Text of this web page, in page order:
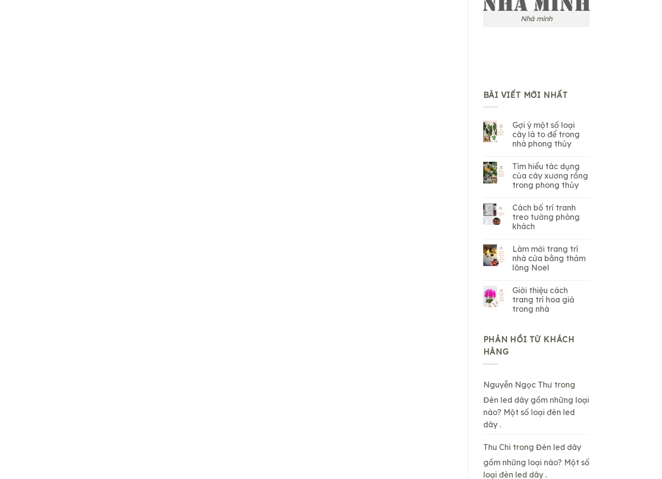
Nhà mình
BÀI VIẾT MỚI NHẤT
Gợi ý một số loại
cây lá to để trong
nhà phong thủy
Tìm hiểu tác dụng
của cây xương rồng
trong phong thủy
Cách bố trí tranh
treo tường phòng
khách
Làm mới trang trí
nhà cửa bằng thảm
lông Noel
Giới thiệu cách
trang trí hoa giả
trong nhà
PHẢN HỒI TỪ KHÁCH
HÀNG
Nguyễn Ngọc Thưtrong
Đèn led dây gồm những loại
nào? Một số loại đèn led
dây .
Thu Chi trong Đèn led dây
gồm những loại nào? Một số
loại đèn led dây .